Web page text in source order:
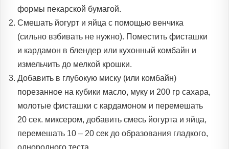
формы пекарской бумагой.
Смешать йогурт и яйца с помощью венчика
(сильно взбивать не нужно). Поместить фисташки
и кардамон в блендер или кухонный комбайн и
измельчить до мелкой крошки.
Добавить в глубокую миску (или комбайн)
порезанное на кубики масло, муку и 200 гр сахара,
молотые фисташки с кардамоном и перемешать
20 сек. миксером, добавить смесь йогурта и яйца,
перемешать 10 – 20 сек до образования гладкого,
однородного теста.